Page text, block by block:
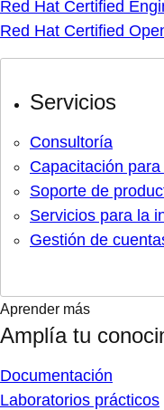
Red Hat Certified
Red Hat Certified
Servicios
Consultoría
Capacitación
Soporte de
Servicios para la
Gestión de
Aprender más
Amplía tu
Documentación
Laboratorios prácticos